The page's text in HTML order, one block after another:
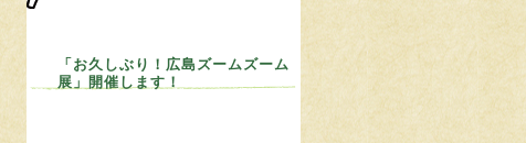
「お久しぶり！広島ズームズーム
展」開催します！